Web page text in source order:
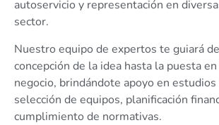
autoservicio y representación en
sector.
Nuestro equipo de expertos te guiará
concepción de la idea hasta la puesta
negocio, brindándote apoyo en estudios
selección de equipos, planificación
cumplimiento de normativas.